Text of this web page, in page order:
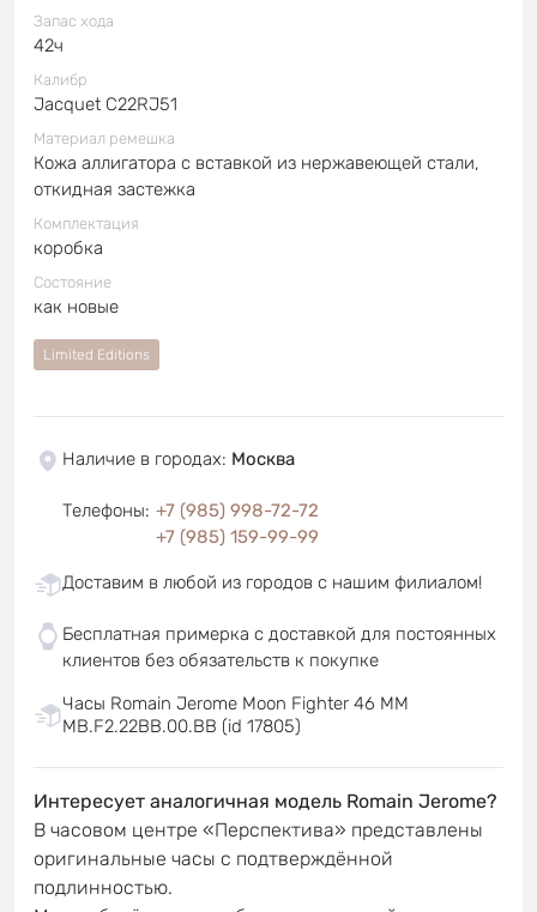
Запас хода
42ч
Калибр
Jacquet C22RJ51
Материал ремешка
Кожа аллигатора с вставкой из нержавеющей стали,
откидная застежка
Комплектация
коробка
Состояние
как новые
Limited Editions
Наличие в городах: Москва
Телефоны: +7 (985) 998-72-72
+7 (985) 159-99-99
Доставим в любой из городов с нашим филиалом!
Бесплатная примерка с доставкой для постоянных
клиентов без обязательств к покупке
Часы Romain Jerome Moon Fighter 46 MM
MB.F2.22BB.00.BB (id 17805)
Интересует аналогичная модель Romain Jerome?
В часовом центре «Перспектива» представлены
оригинальные часы с подтверждённой
подлинностью.